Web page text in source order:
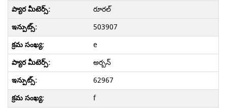
రూరల్
503907
e
అర్బన్
62967
f